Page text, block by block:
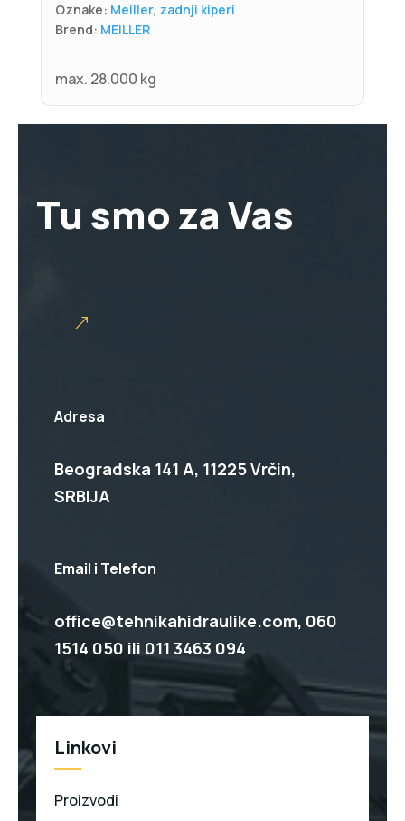
Oznake: Meiller, zadnji kiperi
Brend: MEILLER
max. 28.000 kg
Tu smo za Vas
Adresa
Beogradska 141 A, 11225 Vrčin,
SRBIJA
Email i Telefon
office@tehnikahidraulike.com, 060
1514 050 ili 011 3463 094
Linkovi
Proizvodi